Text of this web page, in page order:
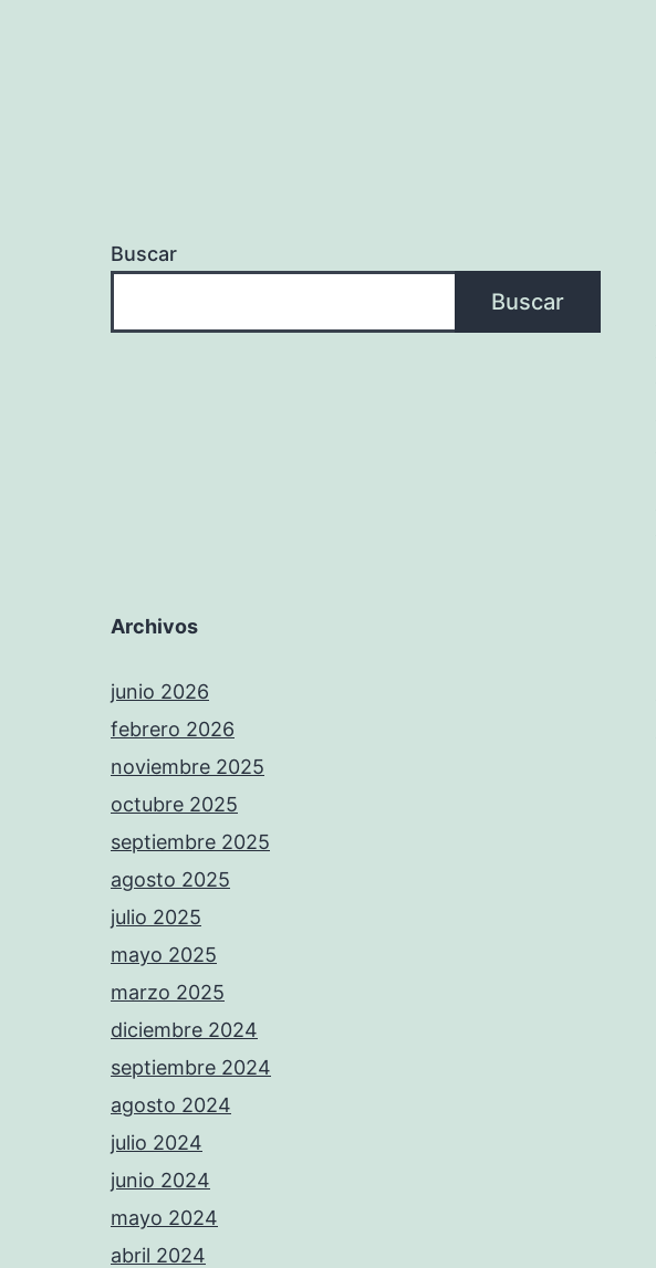
Buscar
Buscar
Archivos
junio 2026
febrero 2026
noviembre 2025
octubre 2025
septiembre 2025
agosto 2025
julio 2025
mayo 2025
marzo 2025
diciembre 2024
septiembre 2024
agosto 2024
julio 2024
junio 2024
mayo 2024
abril 2024